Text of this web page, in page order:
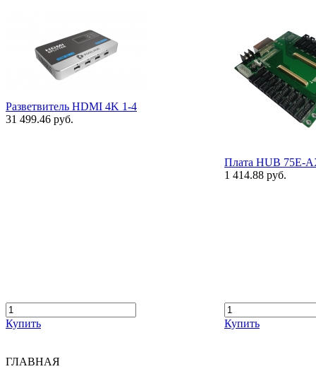
Разветвитель HDMI 4K 1-4
31 499.46 руб.
Купить
Плата HUB 75Е-
1 414.88 руб.
Купить
ГЛАВНАЯ